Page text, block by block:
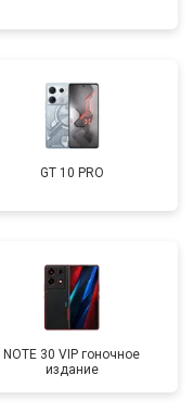
GT 10 PRO
NOTE 30 VIP гоночное
издание